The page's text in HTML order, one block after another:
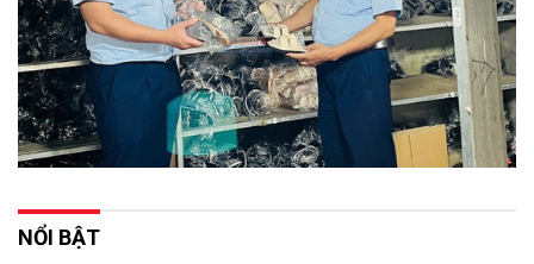
NỔI BẬT